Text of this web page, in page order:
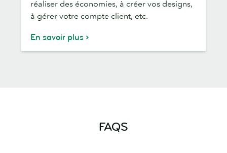
réaliser des économies, à créer vos designs,
à gérer votre compte client, etc.
En savoir plus
FAQS